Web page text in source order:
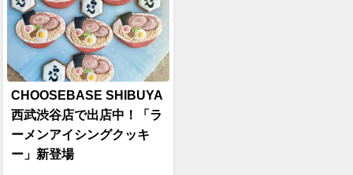
CHOOSEBASE SHIBUYA
西武渋谷店で出店中！「ラ
ーメンアイシングクッキ
ー」新登場